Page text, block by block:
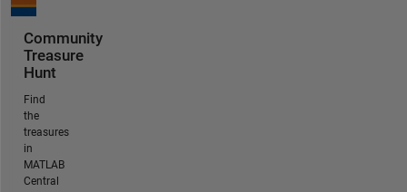
Community
Treasure
Hunt
Find
the
treasures
in
MATLAB
Central